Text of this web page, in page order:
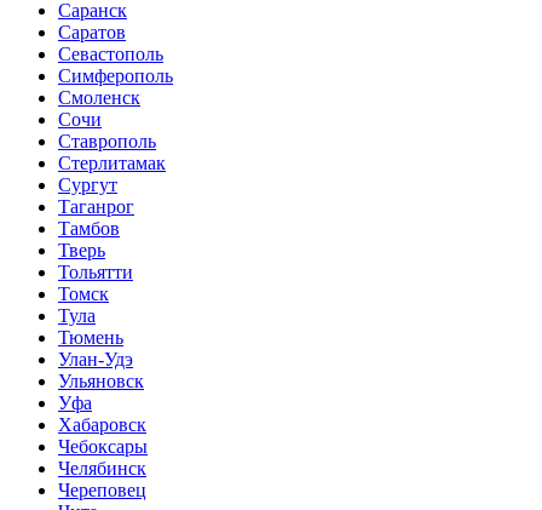
Саранск
Саратов
Севастополь
Симферополь
Смоленск
Сочи
Ставрополь
Стерлитамак
Сургут
Таганрог
Тамбов
Тверь
Тольятти
Томск
Тула
Тюмень
Улан-Удэ
Ульяновск
Уфа
Хабаровск
Чебоксары
Челябинск
Череповец